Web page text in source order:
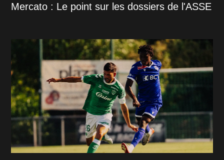
Mercato : Le point sur les dossiers de l'ASSE